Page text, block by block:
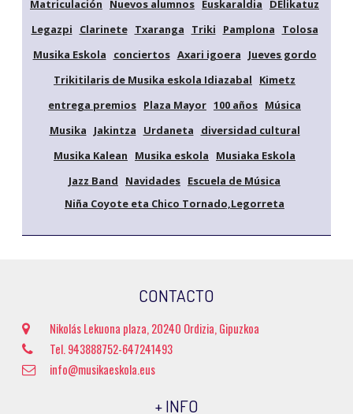
Matriculación
Nuevos alumnos Euskaraldia
DElikatuz
Legazpi
Clarinete Txaranga Triki Pamplona
Tolosa
Musika Eskola
conciertos Axari igoera
Jueves gordo
Trikitilaris de Musika eskola Idiazabal
Kimetz
entrega premios Plaza Mayor 100 años Música
Musika
Jakintza Urdaneta
diversidad cultural
Musika Kalean
Musika eskola
Musiaka Eskola
Jazz Band
Navidades Escuela de Música
Niña Coyote eta Chico Tornado,Legorreta
CONTACTO
Nikolás Lekuona plaza, 20240 Ordizia, Gipuzkoa
Tel. 943888752-647241493
info@musikaeskola.eus
+ INFO